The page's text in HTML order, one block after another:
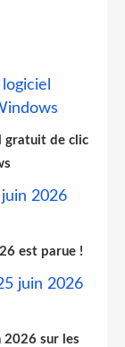
gratuit de clic
est parue !
2026 sur les